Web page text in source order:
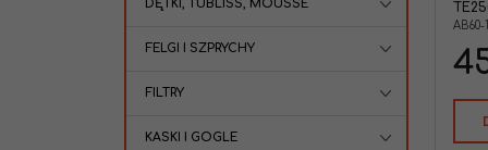
Husaberg TE250/300 11-14 ( 60-1017 )
AB60-
DĘTKI, TUBLISS, MOUSSE
FELGI I SZPRYCHY
FILTRY
KASKI I GOGLE